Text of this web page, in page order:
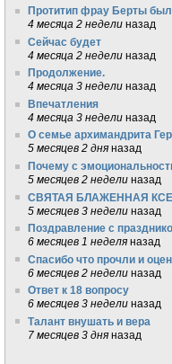
Протитип фрау Берты был
4 месяца 2 недели назад
Сейчас будет
4 месяца 2 недели назад
Продолжение.
4 месяца 3 недели назад
Впечатления
4 месяца 3 недели назад
О семье архимандрита
5 месяцев 2 дня назад
Почему с
5 месяцев 2 недели назад
СВЯТАЯ БЛАЖЕННАЯ
5 месяцев 3 недели назад
Поздравление с
6 месяцев 1 неделя назад
Спасибо что прочли и
6 месяцев 2 недели назад
Ответ к 18 вопросу
6 месяцев 3 недели назад
Талант внушать и вера
7 месяцев 3 дня назад